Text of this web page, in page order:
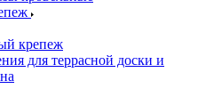
крепеж
для террасной доски и